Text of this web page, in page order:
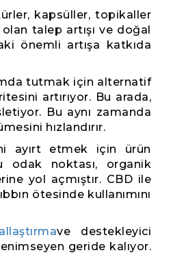
kapsüller, topikaller
talep artışı ve doğal
önemli artışa katkıda
tutmak için alternatif
artırıyor. Bu arada,
Bu aynı zamanda
hızlandırır.
ayırt etmek için ürün
odak noktası, organik
yol açmıştır. CBD ile
ötesinde kullanımını
ve destekleyici
geride kalıyor.